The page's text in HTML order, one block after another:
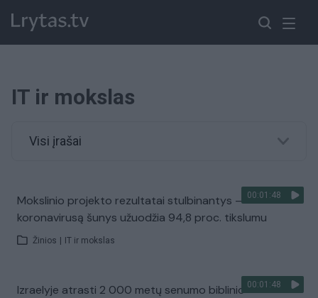
IT ir mokslas
Visi įrašai
00:01:48
Mokslinio projekto rezultatai stulbinantys –
koronavirusą šunys užuodžia 94,8 proc. tikslumu
Žinios IT ir mokslas
00:01:48
Izraelyje atrasti 2 000 metų senumo biblinio